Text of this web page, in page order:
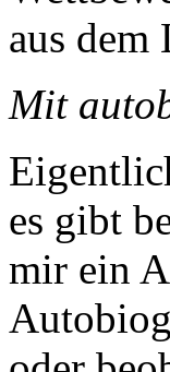
aus dem
Mit
es gibt
mir ein